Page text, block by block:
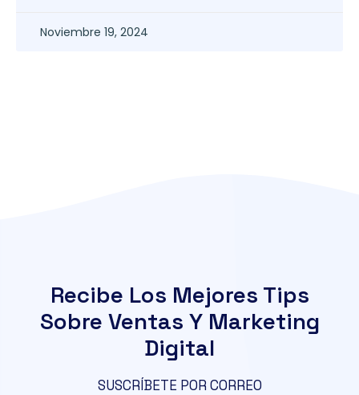
Noviembre 19, 2024
Recibe Los Mejores Tips
Sobre Ventas Y Marketing
Digital
SUSCRÍBETE POR CORREO